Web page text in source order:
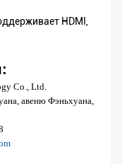
HDMI,
Co., Ltd.
авеню Фэньхуана,